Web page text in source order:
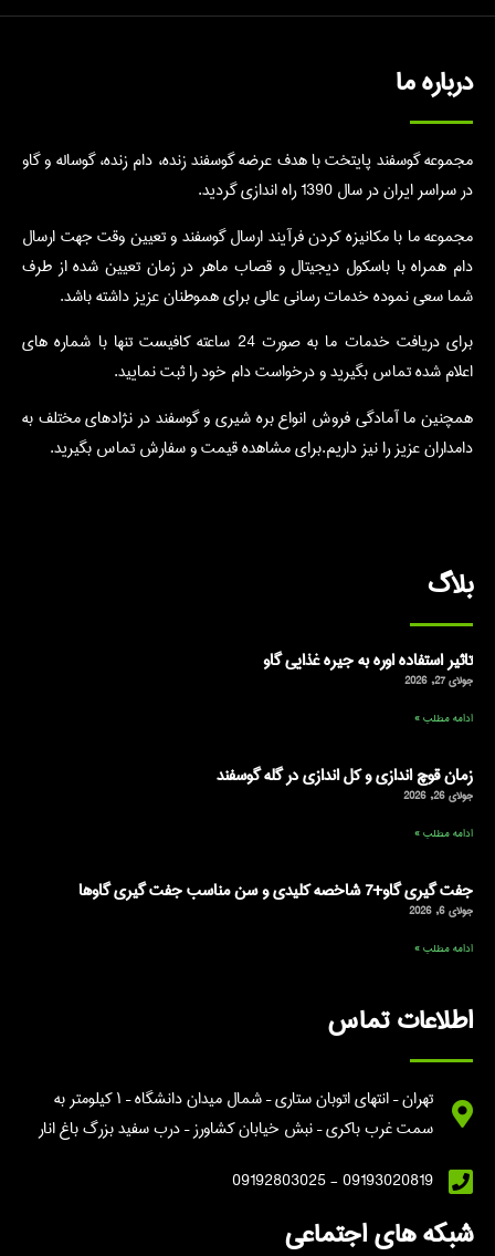
درباره ما
مجموعه گوسفند پایتخت با هدف عرضه گوسفند زنده، دام زنده، گوساله و گاو
در سراسر ایران در سال 1390 راه اندازی گردید.
مجموعه ما با مکانیزه کردن فرآیند ارسال گوسفند و تعیین وقت جهت ارسال
دام همراه با باسکول دیجیتال و قصاب ماهر در زمان تعیین شده از طرف
شما سعی نموده خدمات رسانی عالی برای هموطنان عزیز داشته باشد.
برای دریافت خدمات ما به صورت 24 ساعته کافیست تنها با شماره های
اعلام شده تماس بگیرید و درخواست دام خود را ثبت نمایید.
همچنین ما آمادگی فروش انواع بره شیری و گوسفند در نژادهای مختلف به
دامداران عزیز را نیز داریم.برای مشاهده قیمت و سفارش تماس بگیرید.
بلاگ
تاثیر استفاده اوره به جیره غذایی گاو
جولای 27, 2026
ادامه مطلب »
زمان قوچ اندازی و کل اندازی در گله گوسفند
جولای 26, 2026
ادامه مطلب »
جفت گیری گاو+7 شاخصه کلیدی و سن مناسب جفت گیری گاوها
جولای 6, 2026
ادامه مطلب »
اطلاعات تماس
تهران – انتهای اتوبان ستاری – شمال میدان دانشگاه – ۱ کیلومتر به
سمت غرب باکری – نبش خیابان کشاورز – درب سفید بزرگ باغ انار
09193020819 - 09192803025
شبکه های اجتماعی